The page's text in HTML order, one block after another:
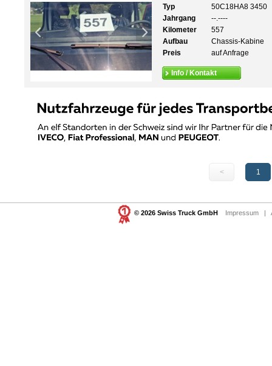
Typ
50C18HA8 3450
Jahrgang
--.----
Kilometer
557
Aufbau
Chassis-Kabine
Preis
auf Anfrage
Info / Kontakt
< 1
© 2026 Swiss Truck GmbH Impressum |